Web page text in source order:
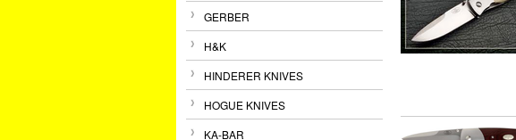
GERBER
H&K
HINDERER KNIVES
HOGUE KNIVES
KA-BAR